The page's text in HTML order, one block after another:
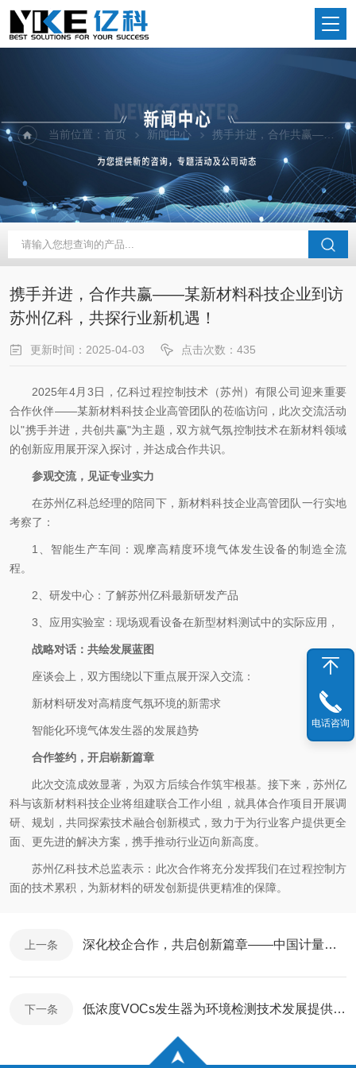
当前位置：首页 新闻中心 携手并进，合作共赢——某新材料科技企业到访苏州亿科，共探行业新机遇！
携手并进，合作共赢——某新材料科技企业到访
苏州亿科，共探行业新机遇！
更新时间：2025-04-03 点击次数：435
2025年4月3日，亿科过程控制技术（苏州）有限公司迎来重要
合作伙伴——某新材料科技企业高管团队的莅临访问，此次交流活动
以"携手并进，共创共赢"为主题，双方就气氛控制技术在新材料领域
的创新应用展开深入探讨，并达成合作共识。
参观交流，见证专业实力
在苏州亿科总经理的陪同下，新材料科技企业高管团队一行实地
考察了：
1、智能生产车间：观摩高精度环境气体发生设备的制造全流
程。
2、研发中心：了解苏州亿科最新研发产品
3、应用实验室：现场观看设备在新型材料测试中的实际应用，
战略对话：共绘发展蓝图
座谈会上，双方围绕以下重点展开深入交流：
新材料研发对高精度气氛环境的新需求
智能化环境气体发生器的发展趋势
合作签约，开启崭新篇章
此次交流成效显著，为双方后续合作筑牢根基。接下来，苏州亿
科与该新材料科技企业将组建联合工作小组，就具体合作项目开展调
研、规划，共同探索技术融合创新模式，致力于为行业客户提供更全
面、更先进的解决方案，携手推动行业迈向新高度。
苏州亿科技术总监表示：此次合作将充分发挥我们在过程控制方
面的技术累积，为新材料的研发创新提供更精准的保障。
上一条 深化校企合作，共启创新篇章——中国计量大学一行莅临我司考察交流
下一条 低浓度VOCs发生器为环境检测技术发展提供支持
电话咨询